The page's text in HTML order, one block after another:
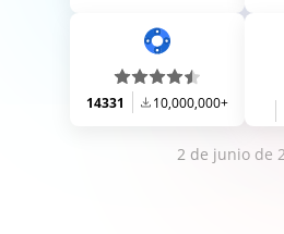
14331 10,000,000+
2 de junio de